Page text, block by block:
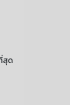
สุด